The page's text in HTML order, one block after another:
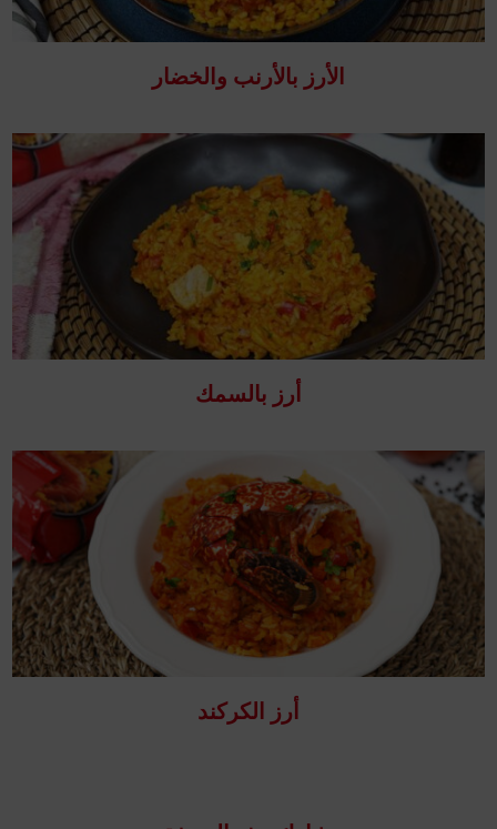
الأرز بالأرنب والخضار
أرز بالسمك
أرز الكركند